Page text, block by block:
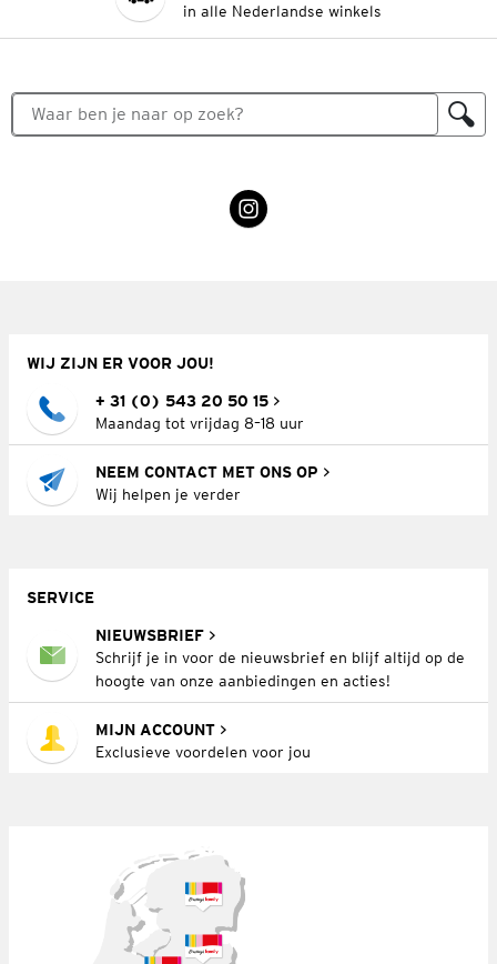
in alle Nederlandse winkels
WIJ ZIJN ER VOOR JOU!
+ 31 (0) 543 20 50 15
Maandag tot vrijdag 8–18 uur
NEEM CONTACT MET ONS OP
Wij helpen je verder
SERVICE
NIEUWSBRIEF
Schrijf je in voor de nieuwsbrief en blijf altijd op de
hoogte van onze aanbiedingen en acties!
MIJN ACCOUNT
Exclusieve voordelen voor jou